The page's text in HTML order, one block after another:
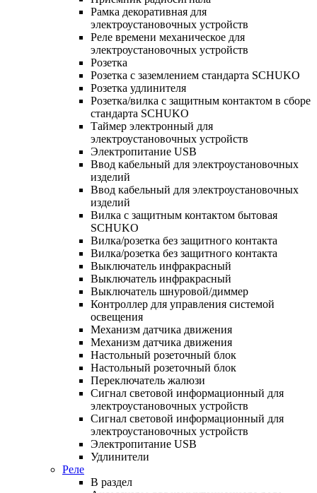
Рамка декоративная для
электроустановочных устройств
Реле времени механическое для
электроустановочных устройств
Розетка
Розетка с заземлением стандарта SCHUKO
Розетка удлинителя
Розетка/вилка с защитным контактом в сборе
стандарта SCHUKO
Таймер электронный для
электроустановочных устройств
Электропитание USB
Ввод кабельный для электроустановочных
изделий
Ввод кабельный для электроустановочных
изделий
Вилка с защитным контактом бытовая
SCHUKO
Вилка/розетка без защитного контакта
Вилка/розетка без защитного контакта
Выключатель инфракрасный
Выключатель инфракрасный
Выключатель шнуровой/диммер
Контроллер для управления системой
освещения
Механизм датчика движения
Механизм датчика движения
Настольный розеточный блок
Настольный розеточный блок
Переключатель жалюзи
Сигнал световой информационный для
электроустановочных устройств
Сигнал световой информационный для
электроустановочных устройств
Электропитание USB
Удлинители
Реле
В раздел